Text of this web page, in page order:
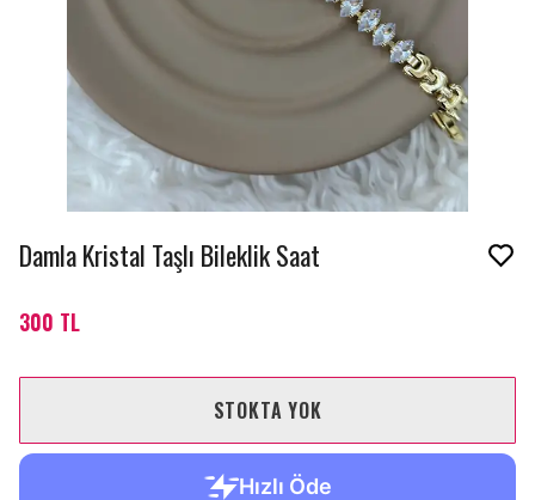
Damla Kristal Taşlı Bileklik Saat
300 TL
STOKTA YOK